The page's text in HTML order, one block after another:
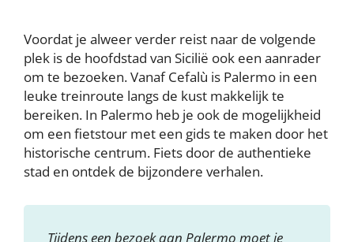
Voordat je alweer verder reist naar de volgende
plek is de hoofdstad van Sicilië ook een aanrader
om te bezoeken. Vanaf Cefalù is Palermo in een
leuke treinroute langs de kust makkelijk te
bereiken. In Palermo heb je ook de mogelijkheid
om een fietstour met een gids te maken door het
historische centrum. Fiets door de authentieke
stad en ontdek de bijzondere verhalen.
Tijdens een bezoek aan Palermo moet je